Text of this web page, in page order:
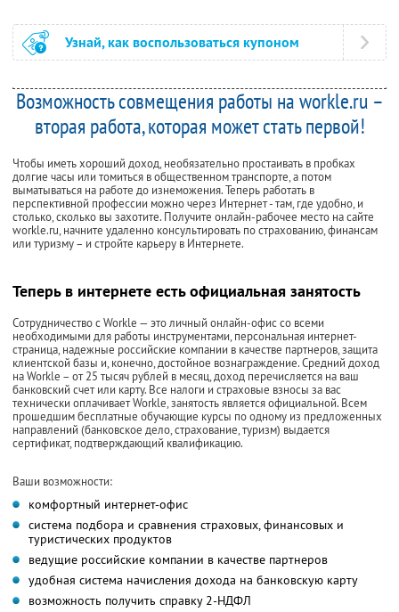
Узнай, как воспользоваться купоном
Возможность совмещения работы на workle.ru –
вторая работа, которая может стать первой!
Чтобы иметь хороший доход, необязательно простаивать в пробках
долгие часы или томиться в общественном транспорте, а потом
выматываться на работе до изнеможения. Теперь работать в
перспективной профессии можно через Интернет - там, где удобно, и
столько, сколько вы захотите. Получите онлайн-рабочее место на сайте
workle.ru, начните удаленно консультировать по страхованию, финансам
или туризму – и стройте карьеру в Интернете.
Теперь в интернете есть официальная занятость
Сотрудничество с Workle — это личный онлайн-офис со всеми
необходимыми для работы инструментами, персональная интернет-
страница, надежные российские компании в качестве партнеров, защита
клиентской базы и, конечно, достойное вознаграждение. Средний доход
на Workle – от 25 тысяч рублей в месяц, доход перечисляется на ваш
банковский счет или карту. Все налоги и страховые взносы за вас
технически оплачивает Workle, занятость является официальной. Всем
прошедшим бесплатные обучающие курсы по одному из предложенных
направлений (банковское дело, страхование, туризм) выдается
сертификат, подтверждающий квалификацию.
Ваши возможности:
комфортный интернет-офис
система подбора и сравнения страховых, финансовых и
туристических продуктов
ведущие российские компании в качестве партнеров
удобная система начисления дохода на банковскую карту
возможность получить справку 2-НДФЛ